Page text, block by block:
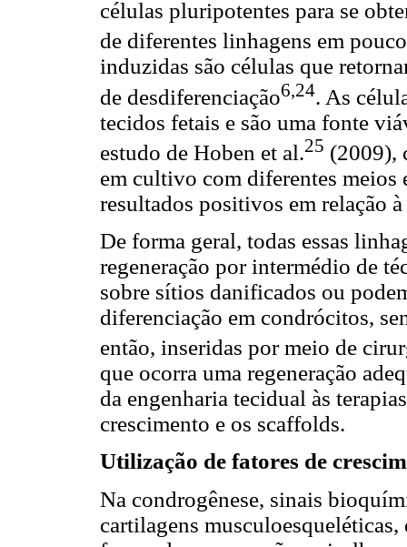
células pluripotentes para se
de diferentes linhagens em
induzidas são células que
de desdiferenciação6,24. As
tecidos fetais e são uma fonte
estudo de Hoben et al.25 (2009),
em cultivo com diferentes meios
resultados positivos em relação
De forma geral, todas essas
regeneração por intermédio de
sobre sítios danificados ou
diferenciação em condrócitos,
então, inseridas por meio de
que ocorra uma regeneração
da engenharia tecidual às
crescimento e os scaffolds.
Utilização de fatores de
Na condrogênese, sinais
cartilagens musculoesqueléticas,